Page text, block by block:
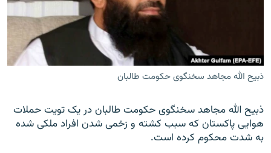
‌ذبیح الله مجاهد سخنگوی حکومت طالبان
ذبیح الله مجاهد سخنگوی حکومت طالبان در یک تویت حملات
هوایی پاکستان که سبب کشته و زخمی شدن افراد ملکی شده
به شدت محکوم کرده است.